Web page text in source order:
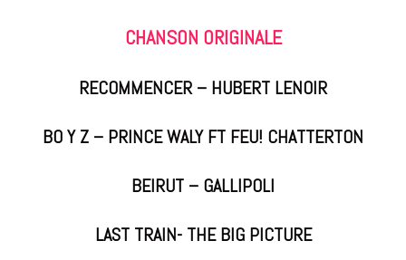
CHANSON ORIGINALE
RECOMMENCER – HUBERT LENOIR
BO Y Z – PRINCE WALY FT FEU! CHATTERTON
BEIRUT – GALLIPOLI
LAST TRAIN- THE BIG PICTURE